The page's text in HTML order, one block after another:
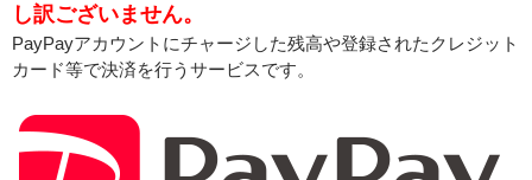
し訳ございません。
PayPayアカウントにチャージした残高や登録されたクレジット
カード等で決済を行うサービスです。